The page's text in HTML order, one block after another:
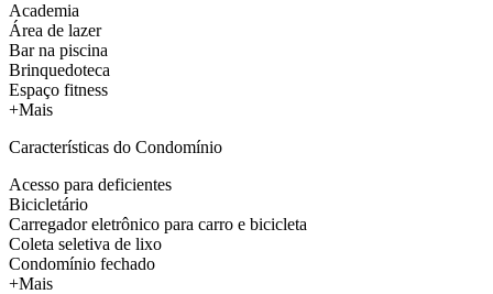
Academia
Área de lazer
Bar na piscina
Brinquedoteca
Espaço fitness
+Mais
Características do Condomínio
Acesso para deficientes
Bicicletário
Carregador eletrônico para carro e bicicleta
Coleta seletiva de lixo
Condomínio fechado
+Mais